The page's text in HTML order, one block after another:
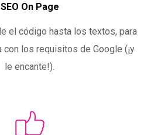
SEO On Page
el código hasta los textos, para
con los requisitos de Google (¡y
le encante!).